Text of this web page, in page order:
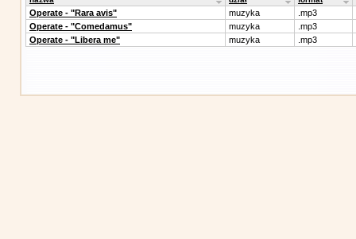
Operate - "Rara avis" muzyka
.mp3
Operate - "Comedamus"
muzyka
.mp3
Operate - "Libera me"
muzyka .mp3